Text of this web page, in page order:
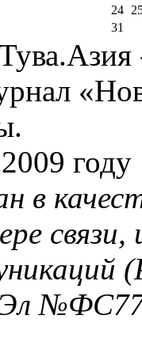
24
31
году
в